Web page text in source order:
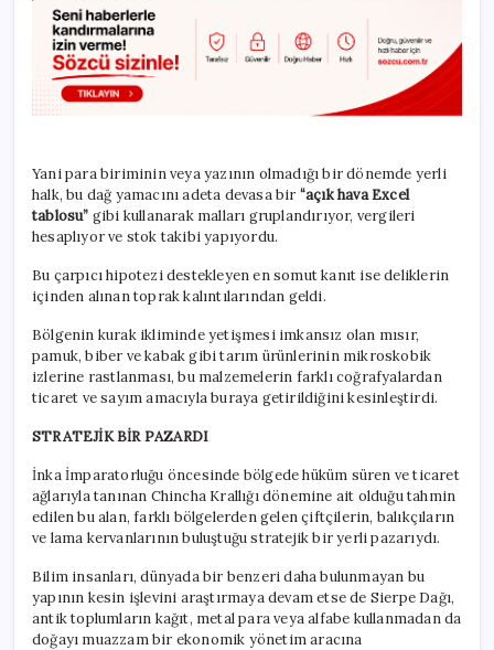
Yani para biriminin veya yazının olmadığı bir dönemde yerli
halk, bu dağ yamacını adeta devasa bir “açık hava Excel
tablosu” gibi kullanarak malları gruplandırıyor, vergileri
hesaplıyor ve stok takibi yapıyordu.
Bu çarpıcı hipotezi destekleyen en somut kanıt ise deliklerin
içinden alınan toprak kalıntılarından geldi.
Bölgenin kurak ikliminde yetişmesi imkansız olan mısır,
pamuk, biber ve kabak gibi tarım ürünlerinin mikroskobik
izlerine rastlanması, bu malzemelerin farklı coğrafyalardan
ticaret ve sayım amacıyla buraya getirildiğini kesinleştirdi.
STRATEJİK BİR PAZARDI
İnka İmparatorluğu öncesinde bölgede hüküm süren ve ticaret
ağlarıyla tanınan Chincha Krallığı dönemine ait olduğu tahmin
edilen bu alan, farklı bölgelerden gelen çiftçilerin, balıkçıların
ve lama kervanlarının buluştuğu stratejik bir yerli pazarıydı.
Bilim insanları, dünyada bir benzeri daha bulunmayan bu
yapının kesin işlevini araştırmaya devam etse de Sierpe Dağı,
antik toplumların kağıt, metal para veya alfabe kullanmadan da
doğayı muazzam bir ekonomik yönetim aracına